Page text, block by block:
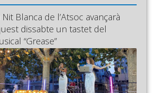
Nit Blanca de l’Atsoc avançarà
dissabte un tastet del
“Grease”